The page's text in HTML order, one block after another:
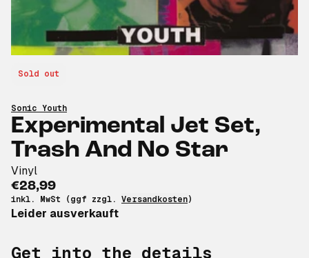
Sonic Youth
Experimental Jet Set,
Trash And No Star
Vinyl
€28,99
inkl. MwSt (ggf zzgl. Versandkosten)
Leider ausverkauft
Get into the details
Sold out